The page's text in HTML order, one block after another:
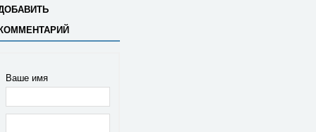
Ваше имя